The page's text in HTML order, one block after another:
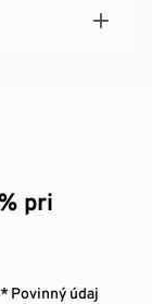
pri
* Povinný údaj